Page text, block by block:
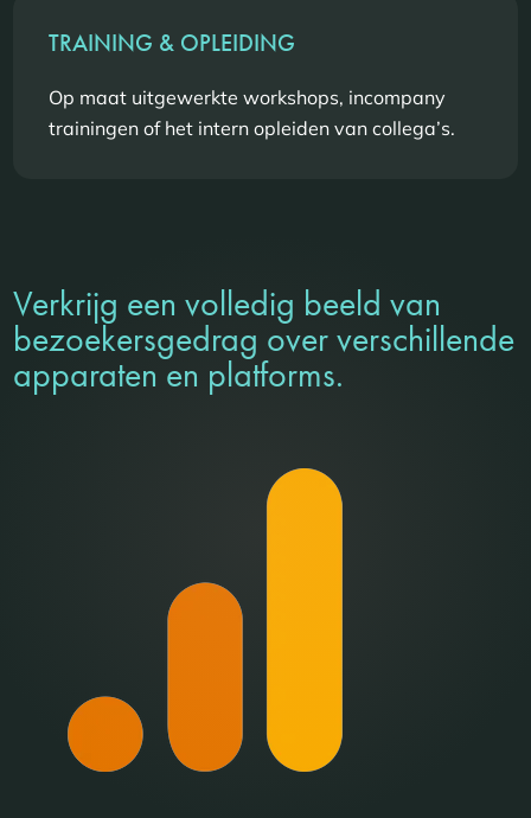
TRAINING & OPLEIDING
Op maat uitgewerkte workshops, incompany
trainingen of het intern opleiden van collega’s.
Verkrijg een volledig beeld van
bezoekersgedrag over verschillende
apparaten en platforms.